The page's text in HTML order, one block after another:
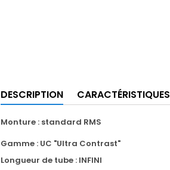
DESCRIPTION CARACTÉRISTIQUES
Monture : standard RMS
Gamme : UC "Ultra Contrast"
Longueur de tube : INFINI